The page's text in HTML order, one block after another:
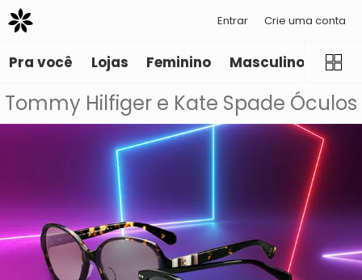
Entrar Crie uma conta
Pra você Lojas Feminino Masculino
Tommy Hilfiger e Kate Spade Óculos